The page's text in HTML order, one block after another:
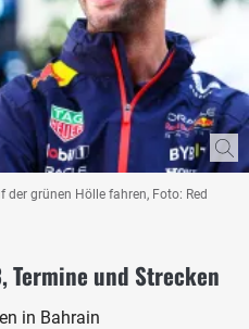
grünen Hölle fahren, Foto: Red
Termine und Strecken
in Bahrain